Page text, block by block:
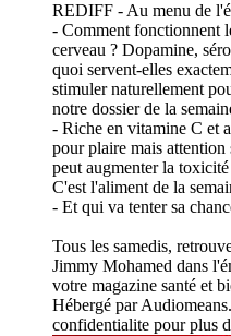
REDIFF - Au menu de
- Comment fonctionnent
cerveau ? Dopamine,
quoi servent-elles
stimuler naturellement
notre dossier de la
- Riche en vitamine C et
pour plaire mais attention
peut augmenter la
C'est l'aliment de la
- Et qui va tenter sa
Tous les samedis,
Jimmy Mohamed dans
votre magazine santé et
Hébergé par
confidentialite pour plus